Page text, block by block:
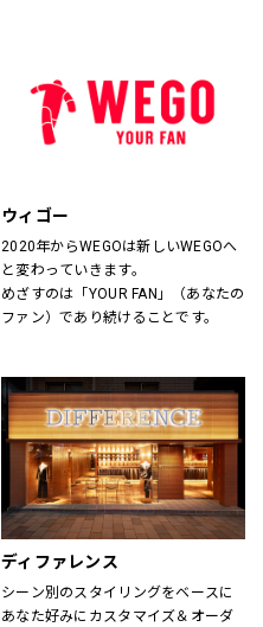
あなただけのオンリーワンをお手伝
いします。
ウィゴー
2020年からWEGOは新しいWEGOへ
と変わっていきます。
めざすのは「YOUR FAN」（あなたの
ファン）であり続けることです。
ディファレンス
シーン別のスタイリングをベースに
あなた好みにカスタマイズ＆オーダ